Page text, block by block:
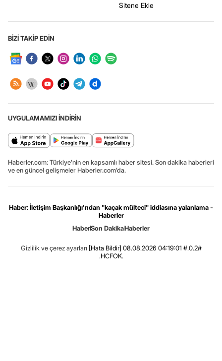
Sitene Ekle
BİZİ TAKİP EDİN
UYGULAMAMIZI İNDİRİN
Haberler.com: Türkiye’nin en kapsamlı haber sitesi. Son dakika haberleri
ve en güncel gelişmeler Haberler.com’da.
Haber: İletişim Başkanlığı'ndan "kaçak mülteci" iddiasına yalanlama -
Haberler
HaberSon DakikaHaberler
Gizlilik ve çerez ayarları [Hata Bildir] 08.08.2026 04:19:01 #.0.2#
.HCFOK.